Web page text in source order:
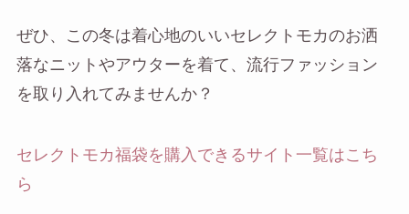
ぜひ、この冬は着心地のいいセレクトモカのお洒
落なニットやアウターを着て、流行ファッション
を取り入れてみませんか？
セレクトモカ福袋を購入できるサイト一覧はこち
ら